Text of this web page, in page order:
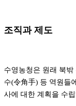
조직과 제도
수영농청은 원래 북
수(令角手) 등 역원들
사에 대한 계획을 수